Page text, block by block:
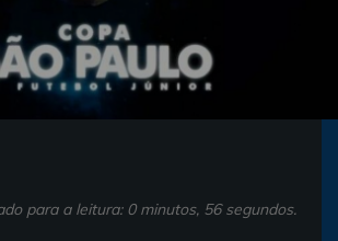
para a leitura: 0 minutos, 56 segundos.